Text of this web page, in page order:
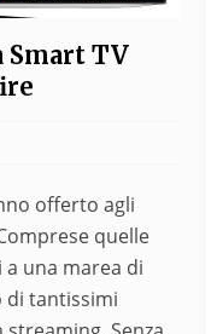
Smart TV
offerto agli
quelle
una marea di
tantissimi